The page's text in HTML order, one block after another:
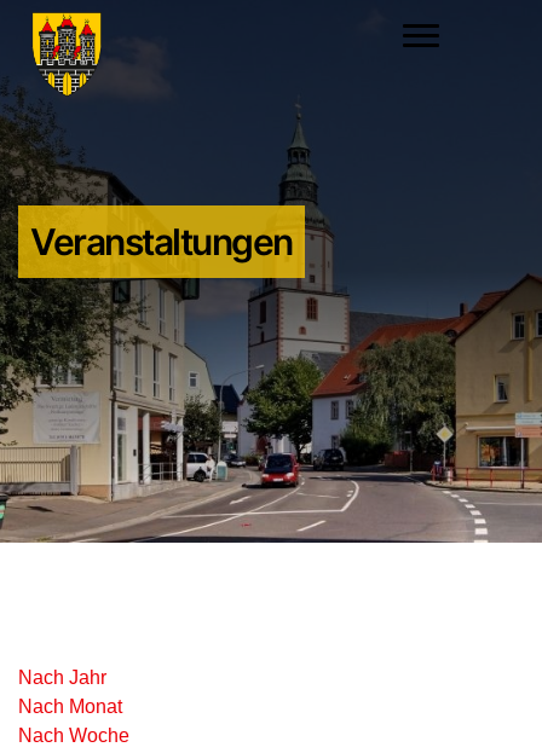
Veranstaltungen
Nach Jahr
Nach Monat
Nach Woche